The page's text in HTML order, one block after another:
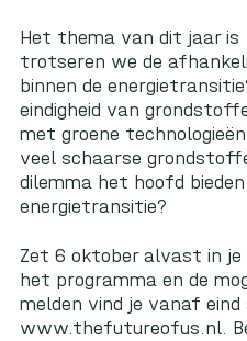
Het thema van dit jaar is
trotseren we de
binnen de
eindigheid van
met groene
veel schaarse
dilemma het hoofd
energietransitie?
Zet 6 oktober alvast in je
het programma en de
melden vind je vanaf eind
www.thefutureofus.nl.